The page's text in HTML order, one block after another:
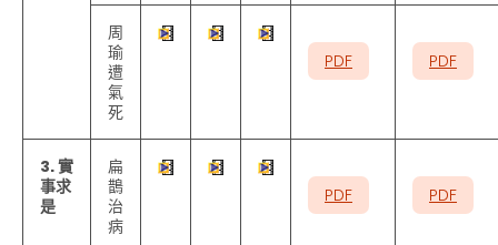
周
瑜
遭
氣
死
PDF PDF
3. 實
事求
是
扁
鵲
治
病
PDF PDF